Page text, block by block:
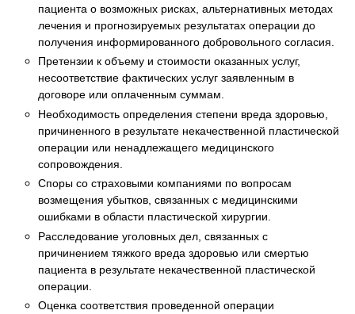
пациента о возможных рисках, альтернативных методах
лечения и прогнозируемых результатах операции до
получения информированного добровольного согласия.
Претензии к объему и стоимости оказанных услуг,
несоответствие фактических услуг заявленным в
договоре или оплаченным суммам.
Необходимость определения степени вреда здоровью,
причиненного в результате некачественной пластической
операции или ненадлежащего медицинского
сопровождения.
Споры со страховыми компаниями по вопросам
возмещения убытков, связанных с медицинскими
ошибками в области пластической хирургии.
Расследование уголовных дел, связанных с
причинением тяжкого вреда здоровью или смертью
пациента в результате некачественной пластической
операции.
Оценка соответствия проведенной операции